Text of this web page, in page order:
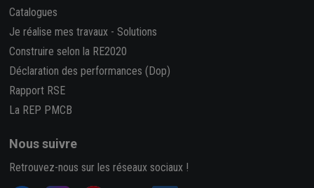
Catalogues
Je réalise mes travaux - Solutions
Construire selon la RE2020
Déclaration des performances (Dop)
Rapport RSE
La REP PMCB
Nous suivre
Retrouvez-nous sur les réseaux sociaux !